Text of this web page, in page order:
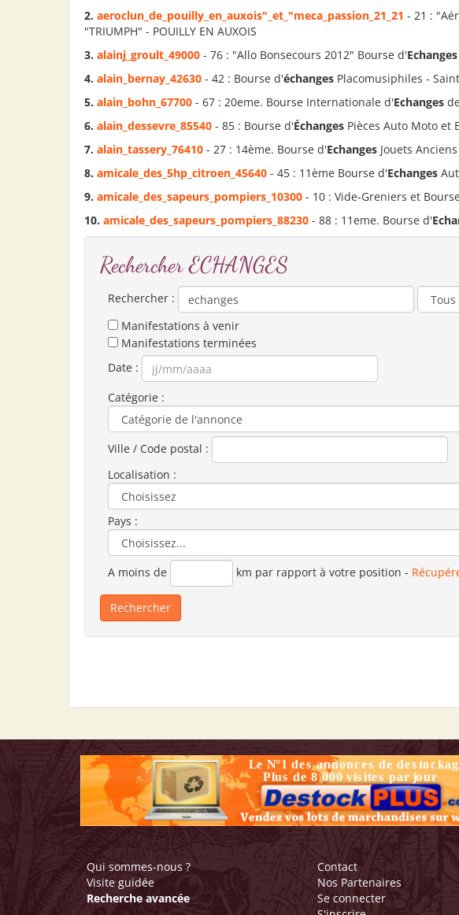
2. aeroclun_de_pouilly_en_auxois"_et_"meca_passion_21_21 - 21 :
"TRIUMPH" - POUILLY EN AUXOIS
3. alainj_groult_49000 - 76 : "Allo Bonsecours 2012" Bourse d'Echanges
4. alain_bernay_42630 - 42 : Bourse d'échanges Placomusiphiles -
5. alain_bohn_67700 - 67 : 20eme. Bourse Internationale d'Echanges
6. alain_dessevre_85540 - 85 : Bourse d'Échanges Pièces Auto Moto et
7. alain_tassery_76410 - 27 : 14ème. Bourse d'Echanges Jouets
8. amicale_des_5hp_citroen_45640 - 45 : 11ème Bourse d'Echanges
9. amicale_des_sapeurs_pompiers_10300 - 10 : Vide-Greniers et
10. amicale_des_sapeurs_pompiers_88230 - 88 : 11eme. Bourse d'
Rechercher ECHANGES
Rechercher :
Manifestations à venir
Manifestations terminées
Date :
Catégorie :
Ville / Code postal :
Localisation :
Pays :
A moins de km par rapport à votre position -
Qui sommes-nous ?
Visite guidée
Recherche avancée
Contact
Nos Partenaires
Se connecter